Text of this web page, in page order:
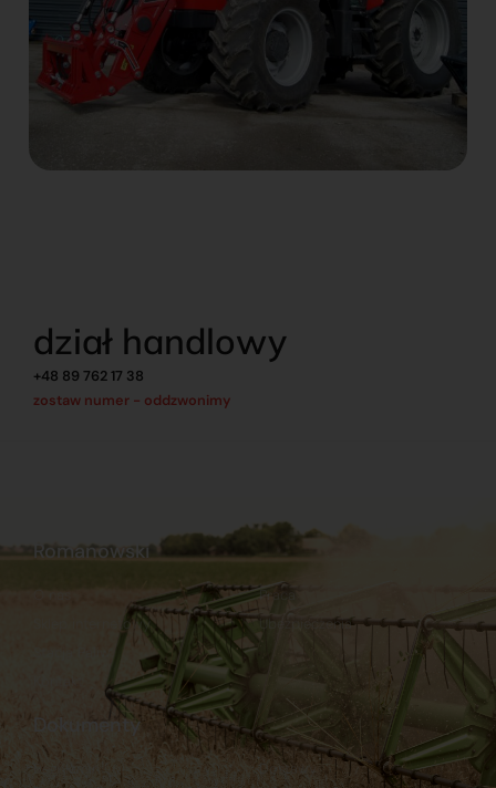
dział handlowy
+48 89 762 17 38
zostaw numer - oddzwonimy
Dokumenty
Regulamin Dostawy
Romanowski
Sklep internetowy
Praca
Ubezpieczenia